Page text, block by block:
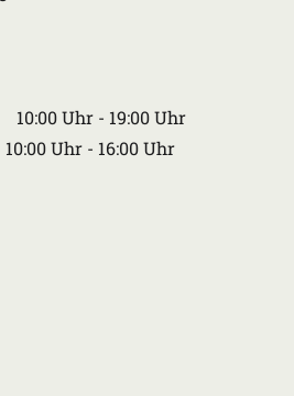
Uhr - 19:00 Uhr
- 16:00 Uhr